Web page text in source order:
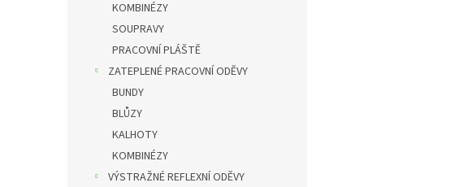
KOMBINÉZY
SOUPRAVY
PRACOVNÍ PLÁŠTĚ
ZATEPLENÉ PRACOVNÍ ODĚVY
BUNDY
BLŮZY
KALHOTY
KOMBINÉZY
VÝSTRAŽNÉ REFLEXNÍ ODĚVY